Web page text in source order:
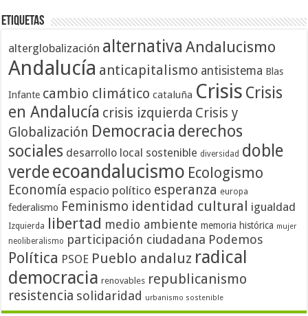
Etiquetas
alterglobalización alternativa Andalucismo
Andalucía anticapitalismo antisistema Blas
Infante cambio climático cataluña Crisis Crisis
en Andalucía crisis izquierda Crisis y
Globalización Democracia derechos
sociales desarrollo local sostenible diversidad doble
verdeecoandalucismo Ecologismo
Economía espacio político esperanza europa
federalismo Feminismo identidad cultural igualdad
Izquierda libertad medio ambiente memoria histórica mujer
neoliberalismo participación ciudadana Podemos
Política PSOE Pueblo andaluz radical
democracia renovables republicanismo
resistencia solidaridad urbanismo sostenible